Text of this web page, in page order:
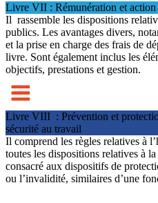
Livre VII : Rémunération et action
Il rassemble les dispositions
publics. Les avantages divers,
et la prise en charge des frais de
livre. Sont également inclus les
objectifs, prestations et gestion.
Livre VIII : Prévention et
sécurité au travail
Il comprend les règles relatives à
toutes les dispositions relatives à
consacré aux dispositifs de
ou l’invalidité, similaires d’une